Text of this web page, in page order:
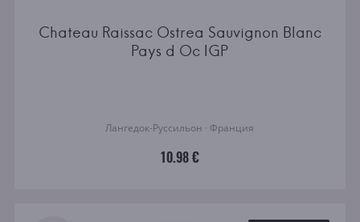
Chateau Raissac Ostrea Sauvignon Blanc
Pays d Oc IGP
Лангедок-Руссильон · Франция
10.98 €